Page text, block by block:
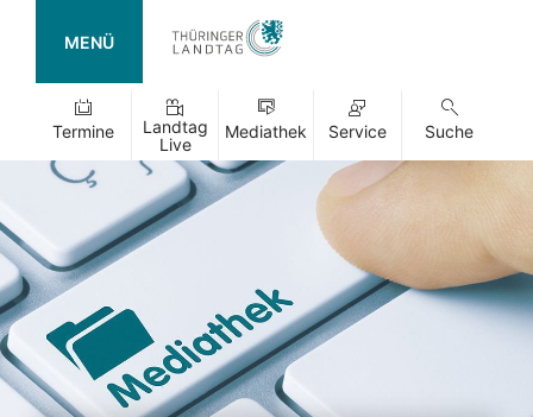
MENÜ
Termine
Landtag
Live
Mediathek Service Suche